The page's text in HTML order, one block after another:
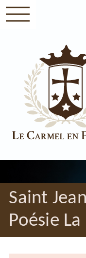
Saint
Poésie